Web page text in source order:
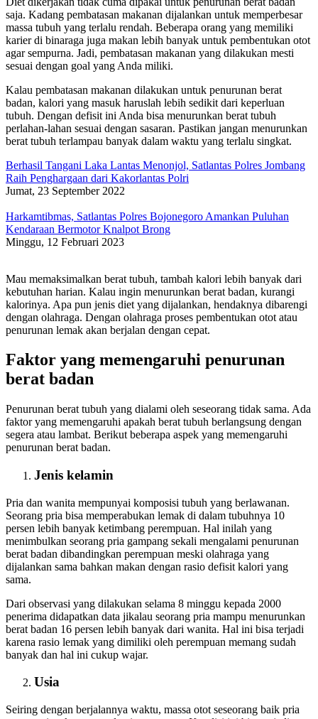
saja. Kadang pembatasan makanan dijalankan untuk memperbesar
massa tubuh yang terlalu rendah. Beberapa orang yang memiliki
karier di binaraga juga makan lebih banyak untuk pembentukan otot
agar sempurna. Jadi, pembatasan makanan yang dilakukan mesti
sesuai dengan goal yang Anda miliki.
Kalau pembatasan makanan dilakukan untuk penurunan berat
badan, kalori yang masuk haruslah lebih sedikit dari keperluan
tubuh. Dengan defisit ini Anda bisa menurunkan berat tubuh
perlahan-lahan sesuai dengan sasaran. Pastikan jangan menurunkan
berat tubuh terlampau banyak dalam waktu yang terlalu singkat.
Berhasil Tangani Laka Lantas Menonjol, Satlantas Polres Jombang
Raih Penghargaan dari Kakorlantas Polri
Jumat, 23 September 2022
Harkamtibmas, Satlantas Polres Bojonegoro Amankan Puluhan
Kendaraan Bermotor Knalpot Brong
Minggu, 12 Februari 2023
Mau memaksimalkan berat tubuh, tambah kalori lebih banyak dari
kebutuhan harian. Kalau ingin menurunkan berat badan, kurangi
kalorinya. Apa pun jenis diet yang dijalankan, hendaknya dibarengi
dengan olahraga. Dengan olahraga proses pembentukan otot atau
penurunan lemak akan berjalan dengan cepat.
Faktor yang memengaruhi penurunan
berat badan
Penurunan berat tubuh yang dialami oleh seseorang tidak sama. Ada
faktor yang memengaruhi apakah berat tubuh berlangsung dengan
segera atau lambat. Berikut beberapa aspek yang memengaruhi
penurunan berat badan.
Jenis kelamin
Pria dan wanita mempunyai komposisi tubuh yang berlawanan.
Seorang pria bisa memperabukan lemak di dalam tubuhnya 10
persen lebih banyak ketimbang perempuan. Hal inilah yang
menimbulkan seorang pria gampang sekali mengalami penurunan
berat badan dibandingkan perempuan meski olahraga yang
dijalankan sama bahkan makan dengan rasio defisit kalori yang
sama.
Dari observasi yang dilakukan selama 8 minggu kepada 2000
penerima didapatkan data jikalau seorang pria mampu menurunkan
berat badan 16 persen lebih banyak dari wanita. Hal ini bisa terjadi
karena rasio lemak yang dimiliki oleh perempuan memang sudah
banyak dan hal ini cukup wajar.
Usia
Seiring dengan berjalannya waktu, massa otot seseorang baik pria